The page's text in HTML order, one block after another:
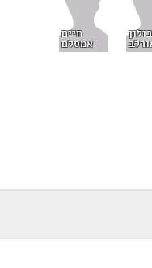
חיים
אמסלם